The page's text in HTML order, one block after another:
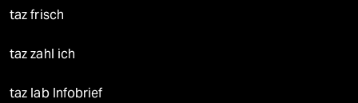
taz frisch
taz zahl ich
taz lab Infobrief